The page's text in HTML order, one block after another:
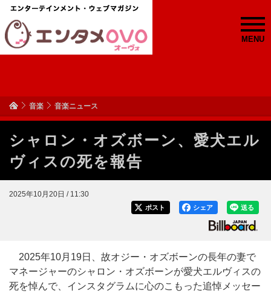
MENU
音楽 音楽ニュース
シャロン・オズボーン、愛犬エル
ヴィスの死を報告
2025年10月20日 / 11:30
送る
シェア
ポスト
2025年10月19日、故オジー・オズボーンの長年の妻で
マネージャーのシャロン・オズボーンが愛犬エルヴィスの
死を悼んで、インスタグラムに心のこもった追悼メッセー